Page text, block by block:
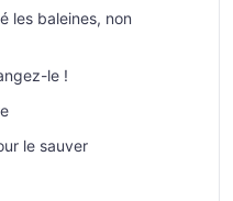
les baleines, non
le !
le sauver